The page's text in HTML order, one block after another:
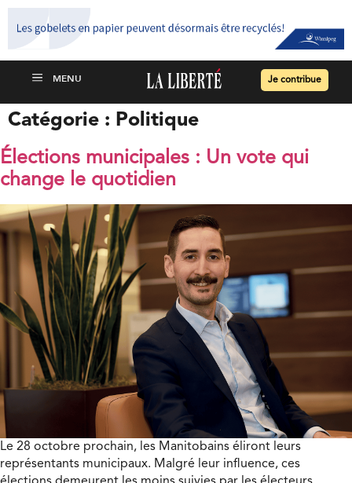
Je contribue
Catégorie : Politique
Élections municipales : Un vote qui
change le quotidien
Le 28 octobre prochain, les Manitobains éliront leurs
représentants municipaux. Malgré leur influence, ces